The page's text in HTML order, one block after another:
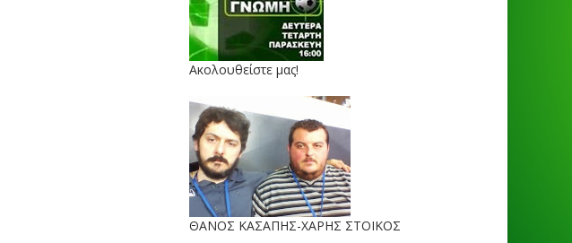
Ακολουθείστε μας!
ΘΑΝΟΣ ΚΑΣΑΠΗΣ-ΧΑΡΗΣ ΣΤΟΙΚΟΣ